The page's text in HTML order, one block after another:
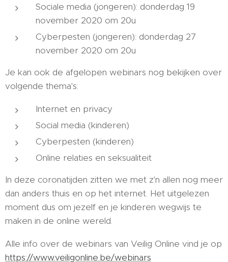
Sociale media (jongeren): donderdag 19
november 2020 om 20u
Cyberpesten (jongeren): donderdag 27
november 2020 om 20u
Je kan ook de afgelopen webinars nog bekijken over
volgende thema's:
Internet en privacy
Social media (kinderen)
Cyberpesten (kinderen)
Online relaties en seksualiteit
In deze coronatijden zitten we met z'n allen nog meer
dan anders thuis en op het internet. Het uitgelezen
moment dus om jezelf en je kinderen wegwijs te
maken in de online wereld.
Alle info over de webinars van Veilig Online vind je op
https://www.veiligonline.be/webinars